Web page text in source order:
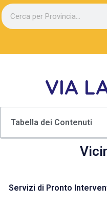
VIA
Tabella dei Contenuti
Servizi di Pronto